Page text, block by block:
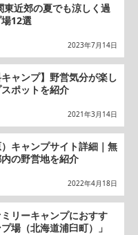
東近郊の夏でも涼しく過
12選
2023年7月14日
ャンプ】野営気分が楽し
ポットを紹介
2021年3月14日
キャンプサイト詳細｜無
の野営地を紹介
2022年4月18日
リーキャンプにおすす
場（北海道浦臼町）」